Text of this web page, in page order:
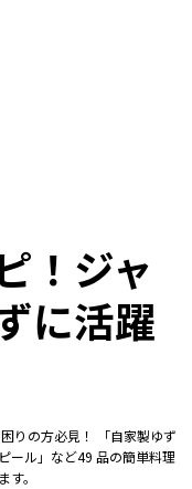
！ジャ
に活躍
りの方必見！ 「自家製ゆず
ール」など49 品の簡単料理
。